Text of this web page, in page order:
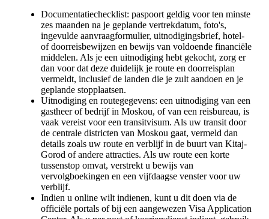
Documentatiechecklist: paspoort geldig voor ten minste
zes maanden na je geplande vertrekdatum, foto's,
ingevulde aanvraagformulier, uitnodigingsbrief, hotel-
of doorreisbewijzen en bewijs van voldoende financiële
middelen. Als je een uitnodiging hebt gekocht, zorg er
dan voor dat deze duidelijk je route en doorreisplan
vermeldt, inclusief de landen die je zult aandoen en je
geplande stopplaatsen.
Uitnodiging en routegegevens: een uitnodiging van een
gastheer of bedrijf in Moskou, of van een reisbureau, is
vaak vereist voor een transitvisum. Als uw transit door
de centrale districten van Moskou gaat, vermeld dan
details zoals uw route en verblijf in de buurt van Kitaj-
Gorod of andere attracties. Als uw route een korte
tussenstop omvat, verstrekt u bewijs van
vervolgboekingen en een vijfdaagse venster voor uw
verblijf.
Indien u online wilt indienen, kunt u dit doen via de
officiële portals of bij een aangewezen Visa Application